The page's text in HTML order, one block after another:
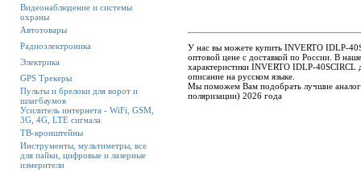
Видеонаблюдение и системы
охраны
Автотовары
Радиоэлектроника
Электрика
GPS Трекеры
Пульты и брелоки для ворот и
шлагбаумов
Усилитель интернета - WiFi, GSM,
3G, 4G, LTE сигнала
ТВ-кронштейны
Инструменты, мультиметры, все
для пайки, цифровые и лазерные
измерители
У нас вы можете купить INVERTO IDLP-
оптовой цене с доставкой по России. В
характеристики INVERTO IDLP-
описание на русском языке.
Мы поможем Вам подобрать лучшие
поляризации) 2026 года